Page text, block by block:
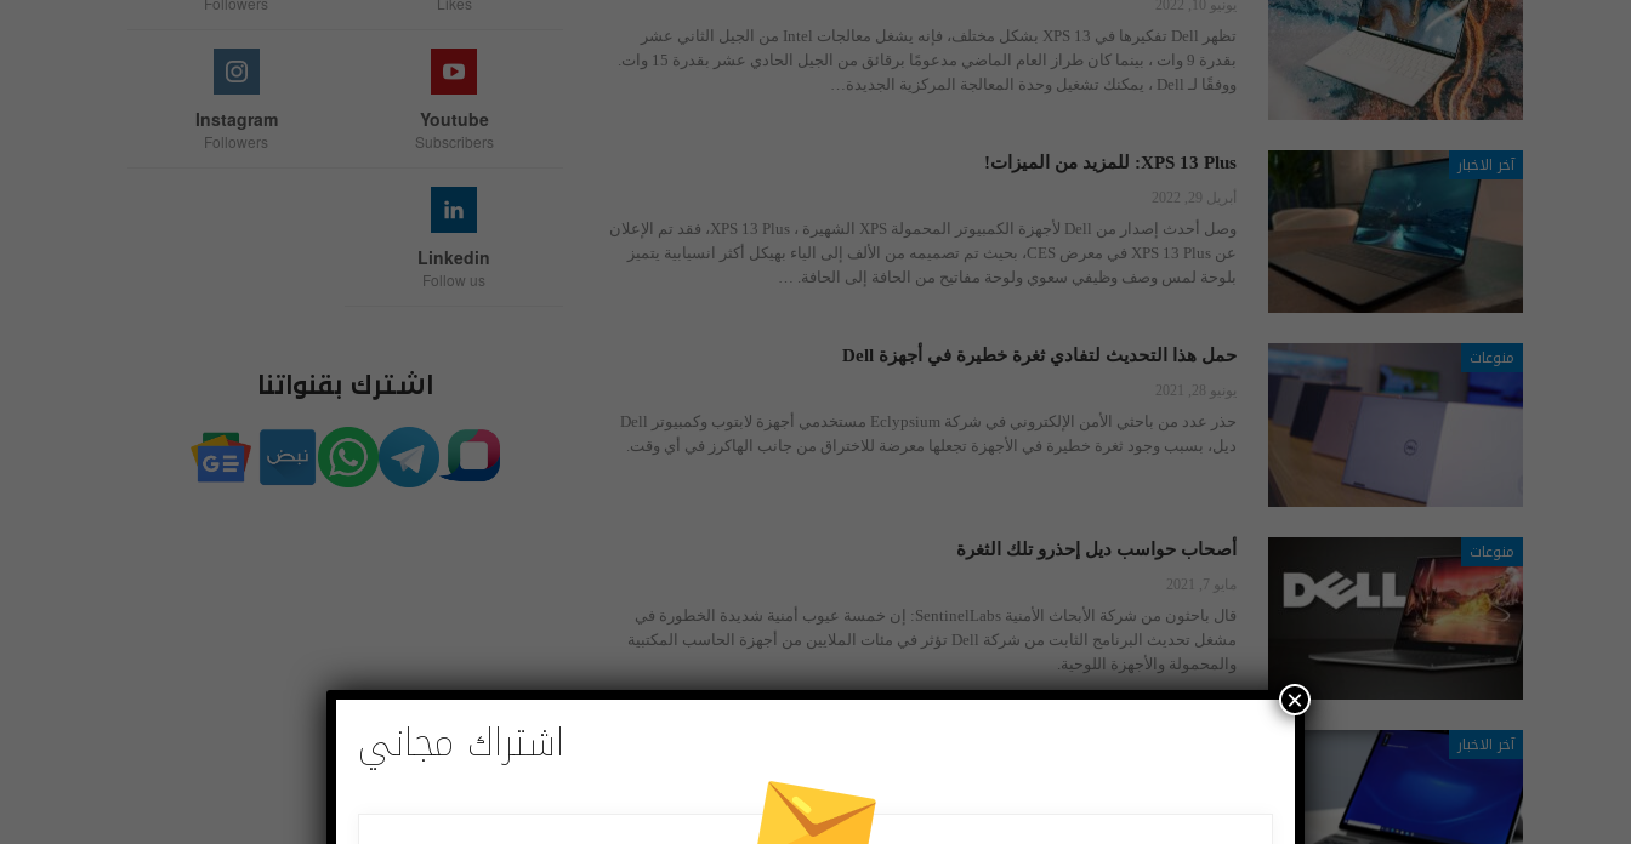
يونيو 10, 2022
تظهر Dell تفكيرها في XPS 13 بشكل مختلف، فإنه يشغل معالجات Intel من الجيل الثاني عشر
بقدرة 9 وات ، بينما كان طراز العام الماضي مدعومًا برقائق من الجيل الحادي عشر بقدرة 15 وات.
ووفقًا لـ Dell ، يمكنك تشغيل وحدة المعالجة المركزية الجديدة
آخر الاخبار XPS 13 Plus: للمزيد من الميزات!
أبريل 29, 2022
وصل أحدث إصدار من Dell لأجهزة الكمبيوتر المحمولة XPS الشهيرة ، XPS 13 Plus، فقد تم الإعلان
عن XPS 13 Plus في معرض CES، بحيث تم تصميمه من الألف إلى الياء بهيكل أكثر انسيابية يتميز
بلوحة لمس وصف وظيفي سعوي ولوحة مفاتيح من الحافة إلى الحافة. …
منوعات حمل هذا التحديث لتفادي ثغرة خطيرة في أجهزة Dell
يونيو 28, 2021
حذر عدد من باحثي الأمن الإلكتروني في شركة Eclypsium مستخدمي أجهزة لابتوب وكمبيوتر Dell
ديل، بسبب وجود ثغرة خطيرة في الأجهزة تجعلها معرضة للاختراق من جانب الهاكرز في أي وقت.
منوعات أصحاب حواسب ديل إحذرو تلك الثغرة
مايو 7, 2021
قال باحثون من شركة الأبحاث الأمنية SentinelLabs: إن خمسة عيوب أمنية شديدة الخطورة في
مشغل تحديث البرنامج الثابت من شركة Dell تؤثر في مئات الملايين من أجهزة الحاسب المكتبية
والمحمولة والأجهزة اللوحية.
آخر الاخبار
Youtube
Subscribers
Instagram
Followers
Linkedin
Follow us
اشترك بقنواتنا
اشتراك مجاني
×